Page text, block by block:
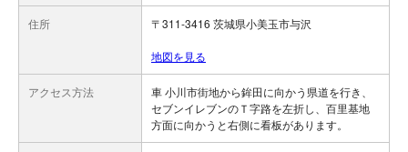
住所 〒311-3416 茨城県小美玉市与沢
地図を見る
アクセス方法
車 小川市街地から鉾田に向かう県道を行き、
セブンイレブンのＴ字路を左折し、百里基地
方面に向かうと右側に看板があります。